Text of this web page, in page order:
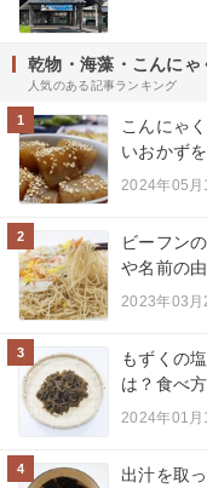
乾物・海藻・こんに
人気のある記事ランキング
1
こんにゃ
いおかず
2024年05月
2
ビーフン
や名前の
2023年03月
3
もずくの
は？食べ
2024年01月
4
出汁を取